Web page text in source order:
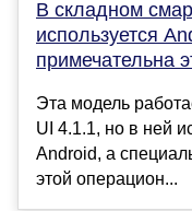
В складном
используется
примечательна
Эта модель
UI 4.1.1, но в ней
Android, а
этой операцион...